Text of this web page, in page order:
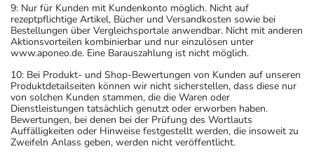
9: Nur für Kunden mit Kundenkonto möglich. Nicht auf
rezeptpflichtige Artikel, Bücher und Versandkosten sowie bei
Bestellungen über Vergleichsportale anwendbar. Nicht mit anderen
Aktionsvorteilen kombinierbar und nur einzulösen unter
www.aponeo.de. Eine Barauszahlung ist nicht möglich.
10: Bei Produkt- und Shop-Bewertungen von Kunden auf unseren
Produktdetailseiten können wir nicht sicherstellen, dass diese nur
von solchen Kunden stammen, die die Waren oder
Dienstleistungen tatsächlich genutzt oder erworben haben.
Bewertungen, bei denen bei der Prüfung des Wortlauts
Auffälligkeiten oder Hinweise festgestellt werden, die insoweit zu
Zweifeln Anlass geben, werden nicht veröffentlicht.